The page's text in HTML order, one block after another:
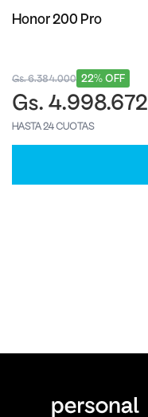
Honor 200 Pro
22% OFF
Gs. 6.384.000
Gs. 4.998.672
HASTA 24 CUOTAS